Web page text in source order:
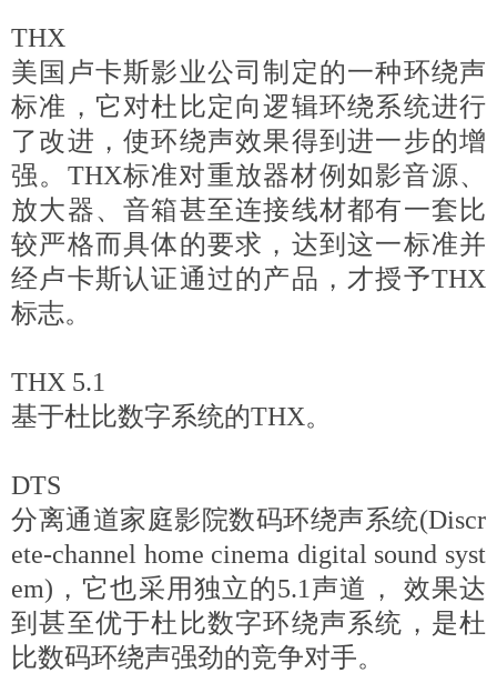
THX
美国卢卡斯影业公司制定的一种环绕声
标准，它对杜比定向逻辑环绕系统进行
了改进，使环绕声效果得到进一步的增
强。THX标准对重放器材例如影音源、
放大器、音箱甚至连接线材都有一套比
较严格而具体的要求，达到这一标准并
经卢卡斯认证通过的产品，才授予THX
标志。
THX 5.1
基于杜比数字系统的THX。
DTS
分离通道家庭影院数码环绕声系统(Discr
ete-channel home cinema digital sound syst
em)，它也采用独立的5.1声道， 效果达
到甚至优于杜比数字环绕声系统，是杜
比数码环绕声强劲的竞争对手。